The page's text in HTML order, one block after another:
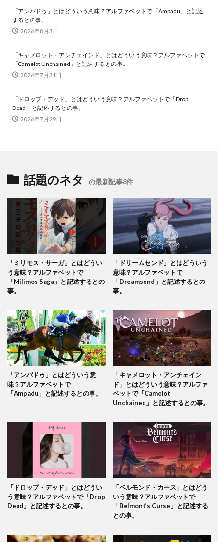
「アンパドゥ」とはどういう意味？アルファベットで「Ampadu」と記述
するとの事。
2026年8月3日
「キャメロット・アンチェインド」とはどういう意味？アルファベットで
「Camelot Unchained」と記述するとの事。
2026年7月31日
「ドロップ・デッド」とはどういう意味？アルファベットで「Drop
Dead」と記述するとの事。
2026年7月29日
話題のネタ の最新記事8件
「ミリモス・サーガ」とはどうい
う意味？アルファベットで
「Milimos Saga」と記述するとの
事。
「ドリームセンド」とはどういう
意味？アルファベットで
「Dreamsend」と記述するとの
事。
「アンパドゥ」とはどういう意
味？アルファベットで
「Ampadu」と記述するとの事。
「キャメロット・アンチェイン
ド」とはどういう意味？アルファ
ベットで「Camelot
Unchained」と記述するとの事。
「ドロップ・デッド」とはどうい
う意味？アルファベットで「Drop
Dead」と記述するとの事。
「ベルモンド・カース」とはどう
いう意味？アルファベットで
「Belmont’s Curse」と記述する
との事。